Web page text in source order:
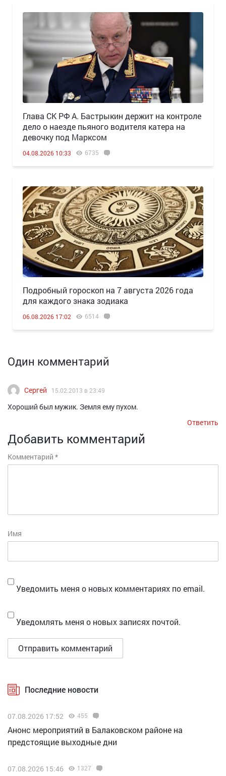
Глава СК РФ А. Бастрыкин держит на контроле
дело о наезде пьяного водителя катера на
девочку под Марксом
04.08.2026 10:33 6735
Подробный гороскоп на 7 августа 2026 года
для каждого знака зодиака
06.08.2026 17:02 6514
Один комментарий
Сергей 15.02.2013 в 23:49
Хороший был мужик. Земля ему пухом.
Ответить
Добавить комментарий
Комментарий *
Имя
Уведомить меня о новых комментариях по email.
Уведомлять меня о новых записях почтой.
Последние новости
07.08.2026 17:52 455
Анонс мероприятий в Балаковском районе на
предстоящие выходные дни
07.08.2026 15:46 1327